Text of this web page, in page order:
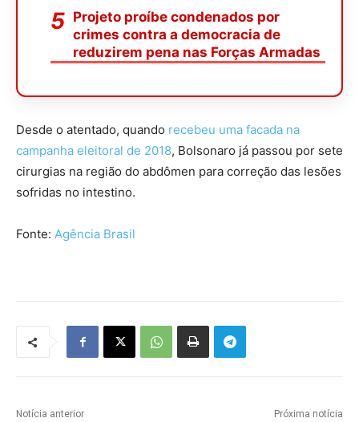
Projeto proíbe condenados por
crimes contra a democracia de
reduzirem pena nas Forças Armadas
Desde o atentado, quando recebeu uma facada na
campanha eleitoral de 2018, Bolsonaro já passou por sete
cirurgias na região do abdômen para correção das lesões
sofridas no intestino.
Fonte: Agência Brasil
Notícia anterior Próxima notícia